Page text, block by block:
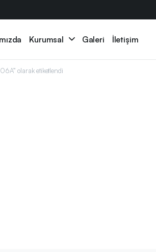
Kurumsal Galeri İletişim
olarak etiketlendi